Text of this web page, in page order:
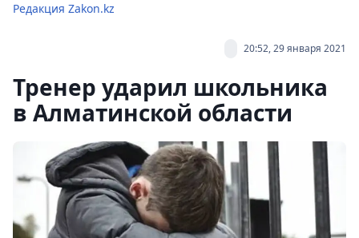
Редакция Zakon.kz
20:52, 29 января 2021
Тренер ударил школьника
в Алматинской области